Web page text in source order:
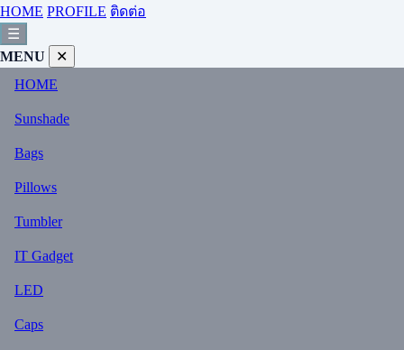
HOME PROFILE ติดต่อ
☰
MENU
✕
HOME
Sunshade
Bags
Pillows
Tumbler
IT Gadget
LED
Caps